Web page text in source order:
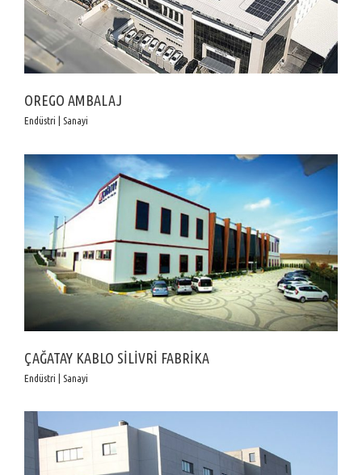
OREGO AMBALAJ
Endüstri | Sanayi
ÇAĞATAY KABLO SİLİVRİ FABRİKA
Endüstri | Sanayi